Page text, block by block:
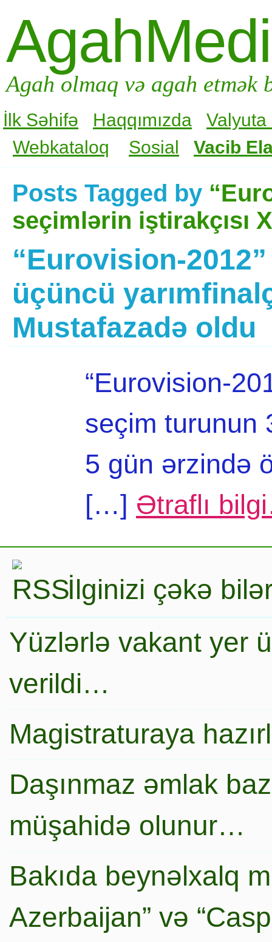
Agah olmaq və agah
İlk Səhifə Haqqımızda
Valyuta
Webkataloq
Sosial Vacib
Posts Tagged by
seçimlərin iştirakçısı
“Eurovision-
üçüncü
Mustafazadə oldu
“Eurovision-
seçim turunun
5 gün ərzində
[…] Ətraflı
İlginizi çəkə
Yüzlərlə vakant yer
verildi…
Magistraturaya
Daşınmaz əmlak
müşahidə olunur…
Bakıda beynəlxalq
Azerbaijan” və